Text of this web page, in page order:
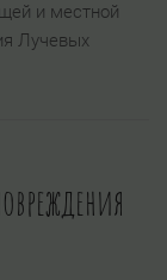
и местной
Лучевых